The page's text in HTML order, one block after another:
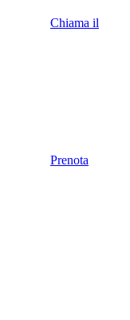
Chiama il
Prenota